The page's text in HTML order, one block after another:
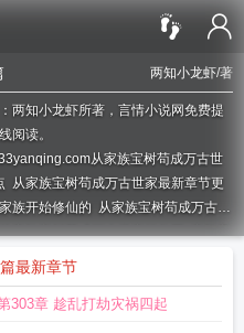
两知小龙虾/著
两知小龙虾所著，言情小说网免费提
阅读。
从家族宝树苟成万古世
从家族宝树苟成万古世家最新章节更
族开始修仙的 从家族宝树苟成万古世
从家族宝树苟成万古世家笔趣网家族宝
最新章节
303章 趁乱打劫灾祸四起